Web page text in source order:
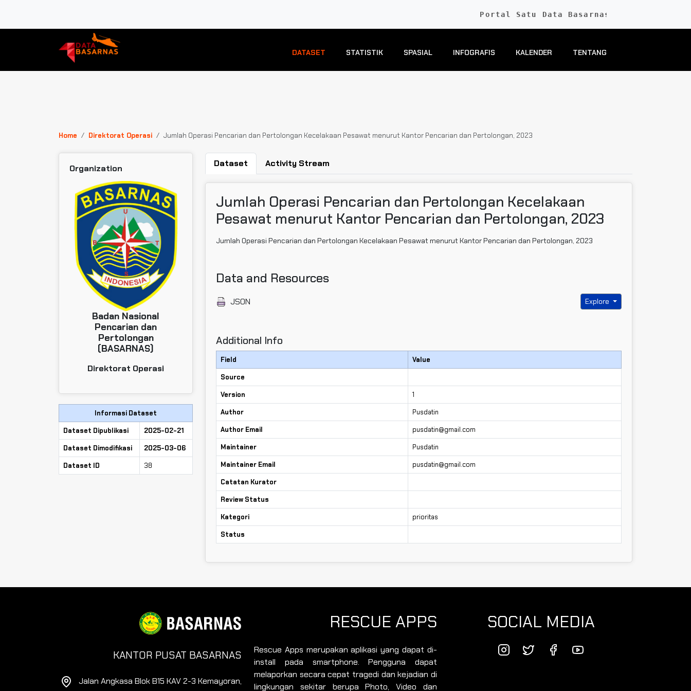
Portal Satu Data Basarnas
DATASET STATISTIK SPASIAL INFOGRAFIS KALENDER TENTANG
Home Direktorat Operasi Jumlah Operasi Pencarian dan Pertolongan Kecelakaan Pesawat menurut Kantor Pencarian dan Pertolongan, 2023
Organization
Badan Nasional
Pencarian dan
Pertolongan
(BASARNAS)
Direktorat Operasi
Informasi Dataset
Dataset Dipublikasi
2025-02-21
Dataset Dimodifikasi
2025-03-06
Dataset ID
38
Dataset Activity Stream
Jumlah Operasi Pencarian dan Pertolongan Kecelakaan
Pesawat menurut Kantor Pencarian dan Pertolongan, 2023
Jumlah Operasi Pencarian dan Pertolongan Kecelakaan Pesawat menurut Kantor Pencarian dan Pertolongan, 2023
Data and Resources
JSON Explore
Additional Info
Field
Value
Source
Version
1
Author
Pusdatin
Author Email
pusdatin@gmail.com
Maintainer
Pusdatin
Maintainer Email
pusdatin@gmail.com
Catatan Kurator
Review Status
Kategori
prioritas
Status
KANTOR PUSAT BASARNAS
Jalan Angkasa Blok B15 KAV 2-3 Kemayoran,
RESCUE APPS
Rescue Apps merupakan aplikasi yang dapat di-
install pada smartphone. Pengguna dapat
melaporkan secara cepat tragedi dan kejadian di
lingkungan sekitar berupa Photo, Video dan
SOCIAL MEDIA